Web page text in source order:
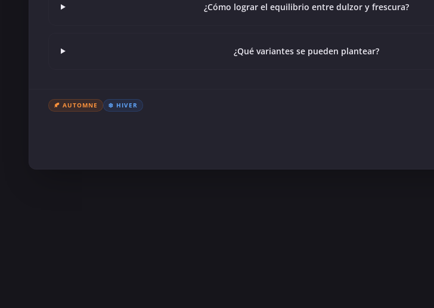
¿Cómo lograr el equilibrio entre dulzor y frescura?
¿Qué variantes se pueden plantear?
🍂 AUTOMNE ❄️ HIVER